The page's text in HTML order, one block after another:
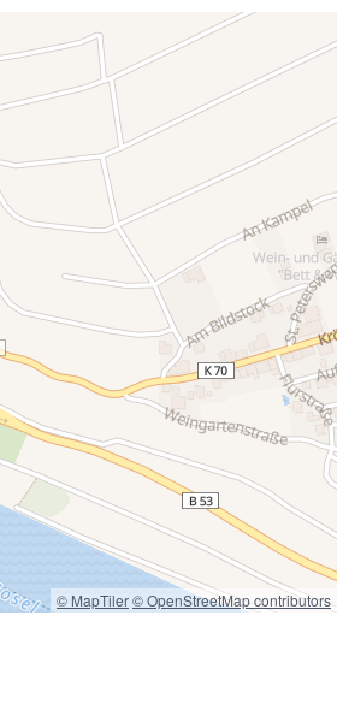
© MapTiler© OpenStreetMap contributors